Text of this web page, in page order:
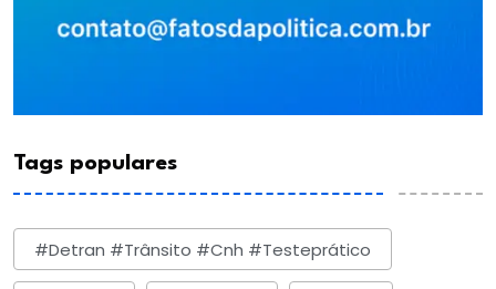
Tags populares
#detran #trânsito #cnh #testeprático